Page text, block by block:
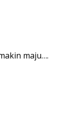
maju….